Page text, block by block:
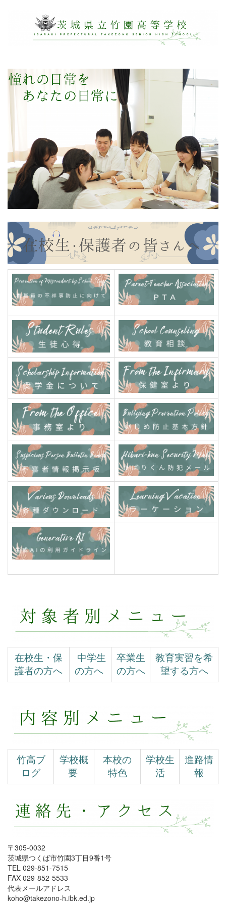
在校生・保
護者の方へ
中学生
の方へ
卒業生
の方へ
教育実習を希
望する方へ
竹高ブ
ログ
学校概
要
本校の
特色
学校生
活
進路情
報
〒305-0032
茨城県つくば市竹園3丁目9番1号
TEL 029-851-7515
FAX 029-852-5533
代表メールアドレス
koho@takezono-h.ibk.ed.jp